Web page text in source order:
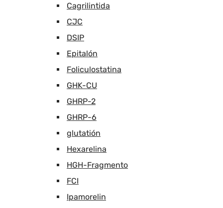
Cagrilintida
CJC
DSIP
Epitalón
Foliculostatina
GHK-CU
GHRP-2
GHRP-6
glutatión
Hexarelina
HGH-Fragmento
FCI
Ipamorelin